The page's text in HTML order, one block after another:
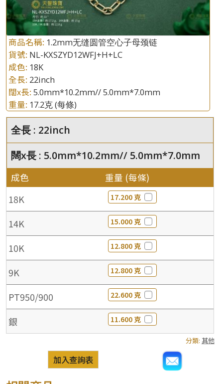
商品名稱: 1.2mm无缝圆管空心子母颈链
貨號: NL-KXSZYD12WFJ+H+LC
成色: 18K
全長: 22inch
闊x長: 5.0mm*10.2mm// 5.0mm*7.0mm
重量: 17.2克(每條)
全長 : 22inch
闊x長 : 5.0mm*10.2mm// 5.0mm*7.0mm
成色 重量 (每條)
18K 17.200 克
14K 15.000 克
10K 12.800 克
9K 12.800 克
PT950/900 22.600 克
銀 11.600 克
分類: 其他
加入查詢表